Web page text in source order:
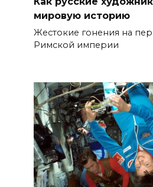
мировую историю
Жестокие гонения на
Римской империи